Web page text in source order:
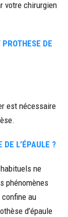
votre chirurgien
DE
est nécessaire
L’ÉPAULE ?
ne
phénomènes
au
d’épaule